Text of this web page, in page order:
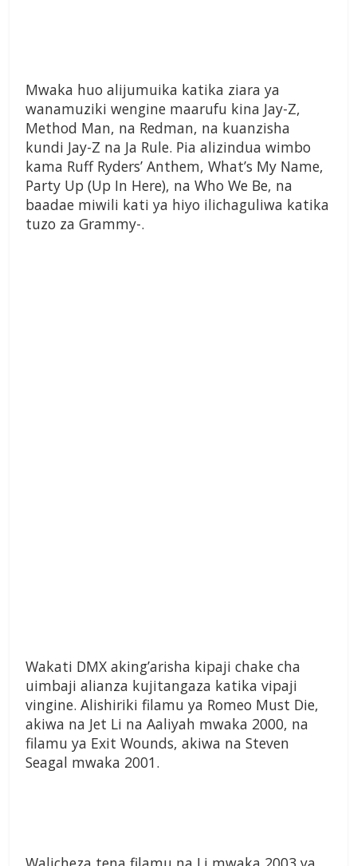
Mwaka huo alijumuika katika ziara ya
wanamuziki wengine maarufu kina Jay-Z,
Method Man, na Redman, na kuanzisha
kundi Jay-Z na Ja Rule. Pia alizindua wimbo
kama Ruff Ryders’ Anthem, What’s My Name,
Party Up (Up In Here), na Who We Be, na
baadae miwili kati ya hiyo ilichaguliwa katika
tuzo za Grammy-.
Wakati DMX aking’arisha kipaji chake cha
uimbaji alianza kujitangaza katika vipaji
vingine. Alishiriki filamu ya Romeo Must Die,
akiwa na Jet Li na Aaliyah mwaka 2000, na
filamu ya Exit Wounds, akiwa na Steven
Seagal mwaka 2001.